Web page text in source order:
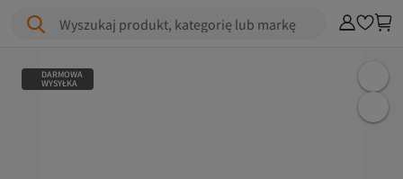
Wyszukaj produkt, kategorię lub markę
DARMOWA
WYSYŁKA